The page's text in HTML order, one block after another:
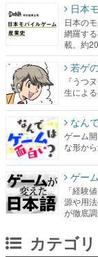
日本
日本の
網羅す
載。約
若ゲ
『うつ
生によ
なん
ゲーム
な形か
ゲー
「経験
源や用
が徹底調
カテゴリ